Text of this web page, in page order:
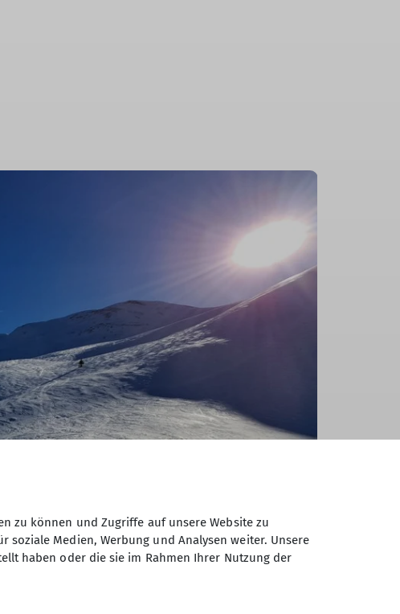
zu können und Zugriffe auf unsere Website zu
Medien, Werbung und Analysen weiter. Unsere
haben oder die sie im Rahmen Ihrer Nutzung der